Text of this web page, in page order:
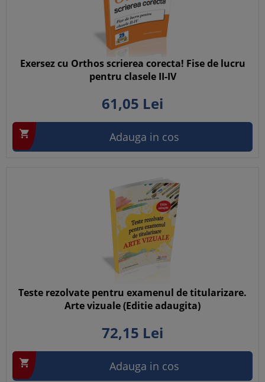
Exersez cu Orthos scrierea corecta! Fise de lucru
pentru clasele II-IV
61,05 Lei
 Adauga in cos
Teste rezolvate pentru examenul de titularizare.
Arte vizuale (Editie adaugita)
72,15 Lei
 Adauga in cos